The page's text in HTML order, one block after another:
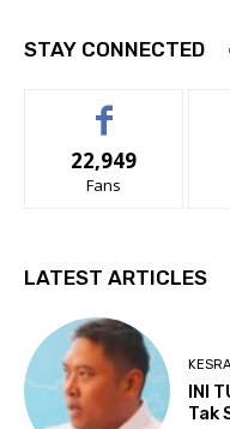
STAY CONNECTED
22,949
Fans
LATEST ARTICLES
KESRA
INI
Tak